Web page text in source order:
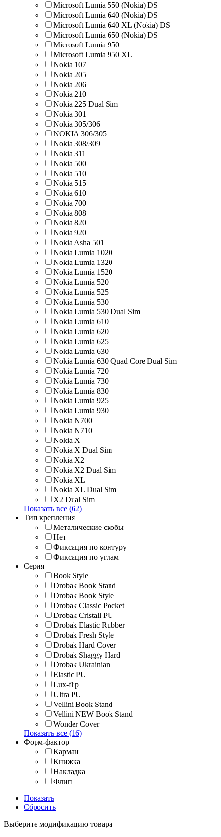
Microsoft Lumia 550 (Nokia) DS
Microsoft Lumia 640 (Nokia) DS
Microsoft Lumia 640 XL (Nokia) DS
Microsoft Lumia 650 (Nokia) DS
Microsoft Lumia 950
Microsoft Lumia 950 XL
Nokia 107
Nokia 205
Nokia 206
Nokia 210
Nokia 225 Dual Sim
Nokia 301
Nokia 305/306
NOKIA 306/305
Nokia 308/309
Nokia 311
Nokia 500
Nokia 510
Nokia 515
Nokia 610
Nokia 700
Nokia 808
Nokia 820
Nokia 920
Nokia Asha 501
Nokia Lumia 1020
Nokia Lumia 1320
Nokia Lumia 1520
Nokia Lumia 520
Nokia Lumia 525
Nokia Lumia 530
Nokia Lumia 530 Dual Sim
Nokia Lumia 610
Nokia Lumia 620
Nokia Lumia 625
Nokia Lumia 630
Nokia Lumia 630 Quad Core Dual Sim
Nokia Lumia 720
Nokia Lumia 730
Nokia Lumia 830
Nokia Lumia 925
Nokia Lumia 930
Nokia N700
Nokia N710
Nokia X
Nokia X Dual Sim
Nokia X2
Nokia X2 Dual Sim
Nokia XL
Nokia XL Dual Sim
X2 Dual Sim
Показать все (62)
Тип крепления
Металические скобы
Нет
Фиксация по контуру
Фиксация по углам
Серия
Book Style
Drobak Book Stand
Drobak Book Style
Drobak Classic Pocket
Drobak Cristall PU
Drobak Elastic Rubber
Drobak Fresh Style
Drobak Hard Cover
Drobak Shaggy Hard
Drobak Ukrainian
Elastic PU
Lux-flip
Ultra PU
Vellini Book Stand
Vellini NEW Book Stand
Wonder Cover
Показать все (16)
Форм-фактор
Карман
Книжка
Накладка
Флип
Показать
Сбросить
Выберите модификацию товара